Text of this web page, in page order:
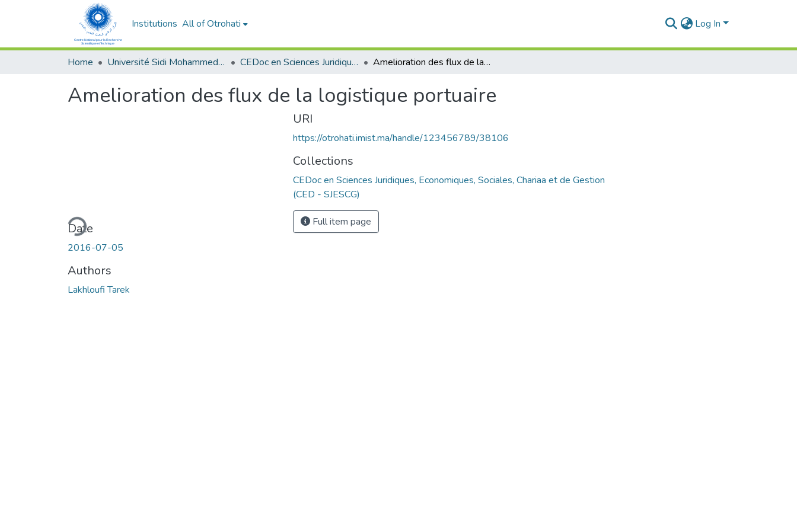
Institutions All of Otrohati Log In
Home Université Sidi Mohammed Ben Abdellah - Fès CEDoc en Sciences Juridiques, Economiques, Sociales, Chariaa et de Gestion (CED - SJESCG) Amelioration des flux de la logistique portuaire
Amelioration des flux de la logistique portuaire
Loading...
Date
2016-07-05
Authors
Lakhloufi Tarek
URI
https://otrohati.imist.ma/handle/123456789/38106
Collections
CEDoc en Sciences Juridiques, Economiques, Sociales, Chariaa et de Gestion
(CED - SJESCG)
Full item page